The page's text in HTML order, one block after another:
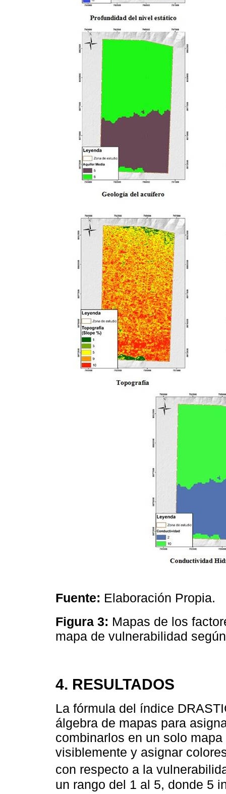
Fuente: Elaboración Propia.
Figura 3: Mapas de los
mapa de vulnerabilidad
4. RESULTADOS
La fórmula del índice
álgebra de mapas para
combinarlos en un solo
visiblemente y asignar
con respecto a la
un rango del 1 al 5, donde 5